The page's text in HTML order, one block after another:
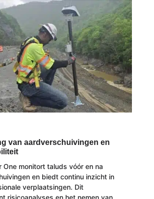
van aardverschuivingen en
One monitort taluds vóór en na
en biedt continu inzicht in
verplaatsingen. Dit
risicoanalyses en het nemen van